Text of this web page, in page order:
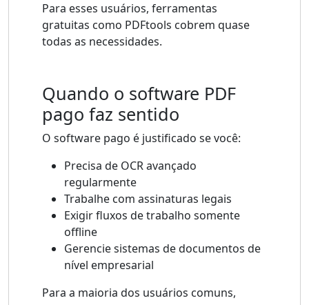
Para esses usuários, ferramentas
gratuitas como PDFtools cobrem quase
todas as necessidades.
Quando o software PDF
pago faz sentido
O software pago é justificado se você:
Precisa de OCR avançado
regularmente
Trabalhe com assinaturas legais
Exigir fluxos de trabalho somente
offline
Gerencie sistemas de documentos de
nível empresarial
Para a maioria dos usuários comuns,